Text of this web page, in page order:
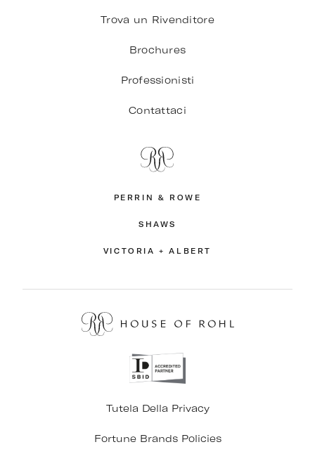
Trova un Rivenditore
Brochures
Professionisti
Contattaci
PERRIN & ROWE
SHAWS
VICTORIA + ALBERT
Tutela Della Privacy
Fortune Brands Policies